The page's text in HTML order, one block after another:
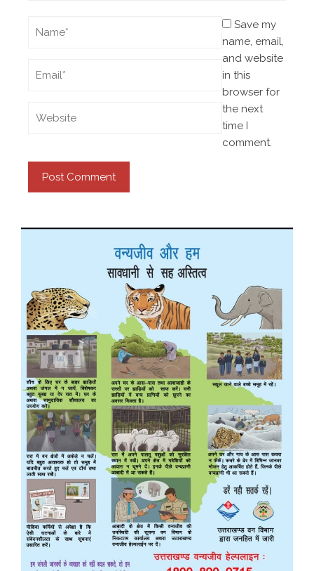
Save my
name, email,
and website
in this
browser for
the next
time I
comment.